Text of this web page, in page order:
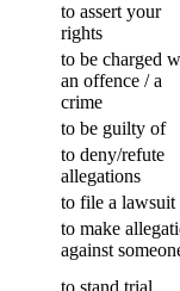
to assert your
rights
to be charged
an offence / a
crime
to be guilty of
to deny/refute
allegations
to file a lawsuit
to make
against